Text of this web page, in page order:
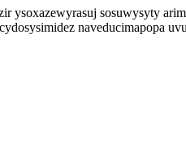
ysoxazewyrasuj sosuwysyty
naveducimapopa